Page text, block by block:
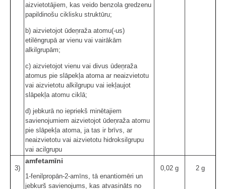
aizvietotājiem, kas veido benzola gredzenu
papildinošu ciklisku struktūru;
b) aizvietojot ūdeņraža atomu(-us)
etilēngrupā ar vienu vai vairākām
alkilgrupām;
c) aizvietojot vienu vai divus ūdeņraža
atomus pie slāpekļa atoma ar neaizvietotu
vai aizvietotu alkilgrupu vai iekļaujot
slāpekļa atomu ciklā;
d) jebkurā no iepriekš minētajiem
savienojumiem aizvietojot ūdeņraža atomu
pie slāpekļa atoma, ja tas ir brīvs, ar
neaizvietotu vai aizvietotu hidroksilgrupu
vai acilgrupu
3)
amfetamīni
1-fenilpropān-2-amīns, tā enantiomēri un
jebkurš savienojums, kas atvasināts no
0,02 g 2 g